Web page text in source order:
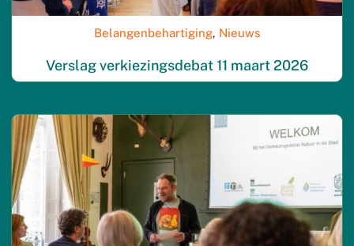
Belangenbehartiging, Nieuws
Verslag verkiezingsdebat 11 maart 2026